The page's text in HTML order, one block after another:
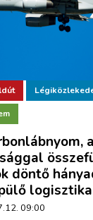
döntő
09:00